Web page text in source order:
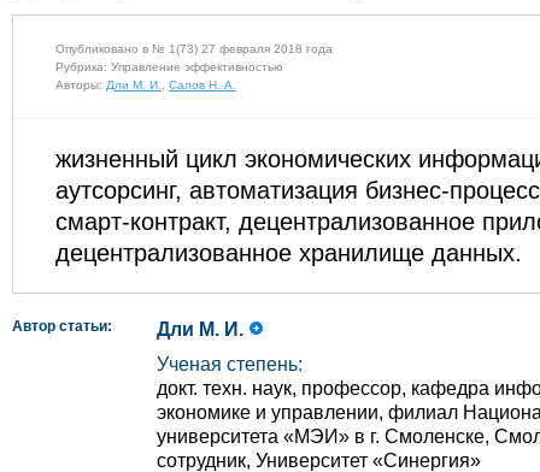
Опубликовано в № 1(73) 27 февраля 2018 года
Рубрика: Управление эффективностью
Авторы: Дли М. И., Салов Н. А.
жизненный цикл экономических
аутсорсинг, автоматизация бизнес-
смарт-контракт, децентрализованное
децентрализованное хранилище данных.
Автор статьи:
Дли М. И.
Ученая степень:
докт. техн. наук, профессор, кафедра
экономике и управлении, филиал
университета «МЭИ» в г. Смоленске,
сотрудник, Университет «Синергия»